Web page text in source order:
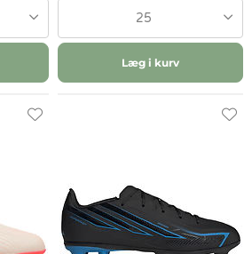
25
Læg i kurv